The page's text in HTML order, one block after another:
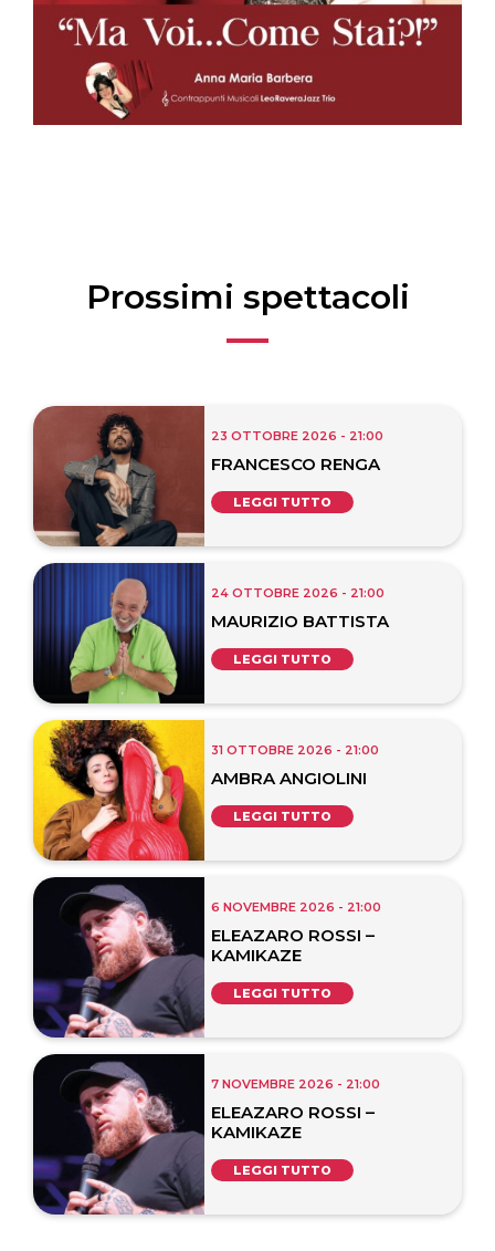
Prossimi spettacoli
23 OTTOBRE 2026 - 21:00
FRANCESCO RENGA
LEGGI TUTTO
24 OTTOBRE 2026 - 21:00
MAURIZIO BATTISTA
LEGGI TUTTO
31 OTTOBRE 2026 - 21:00
AMBRA ANGIOLINI
LEGGI TUTTO
6 NOVEMBRE 2026 - 21:00
ELEAZARO ROSSI –
KAMIKAZE
LEGGI TUTTO
7 NOVEMBRE 2026 - 21:00
ELEAZARO ROSSI –
KAMIKAZE
LEGGI TUTTO